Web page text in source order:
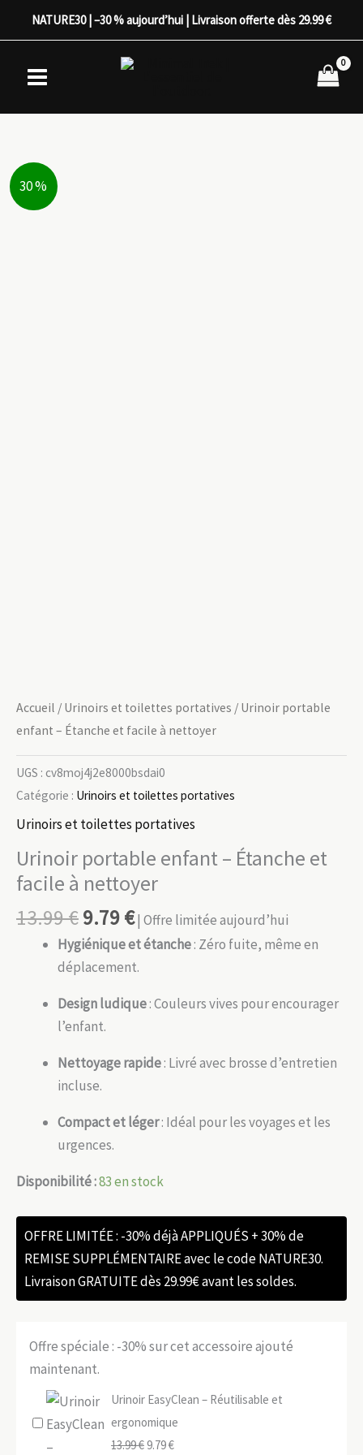
NATURE30 | –30 % aujourd’hui | Livraison offerte dès 29.99 €
30 %
Accueil / Urinoirs et toilettes portatives / Urinoir portable
enfant – Étanche et facile à nettoyer
UGS : cv8moj4j2e8000bsdai0
Catégorie : Urinoirs et toilettes portatives
Urinoirs et toilettes portatives
Urinoir portable enfant – Étanche et
facile à nettoyer
13.99€9.79€| Offre limitée aujourd’hui
Hygiénique et étanche: Zéro fuite, même en
déplacement.
Design ludique: Couleurs vives pour encourager
l’enfant.
Nettoyage rapide: Livré avec brosse d’entretien
incluse.
Compact et léger: Idéal pour les voyages et les
urgences.
Disponibilité :83 en stock
OFFRE LIMITÉE : -30% déjà APPLIQUÉS + 30% de
REMISE SUPPLÉMENTAIRE avec le code NATURE30.
Livraison GRATUITE dès 29.99€ avant les soldes.
Offre spéciale : -30% sur cet accessoire ajouté
maintenant.
Urinoir EasyClean – Réutilisable et
ergonomique
13.99€Le
9.79€Le